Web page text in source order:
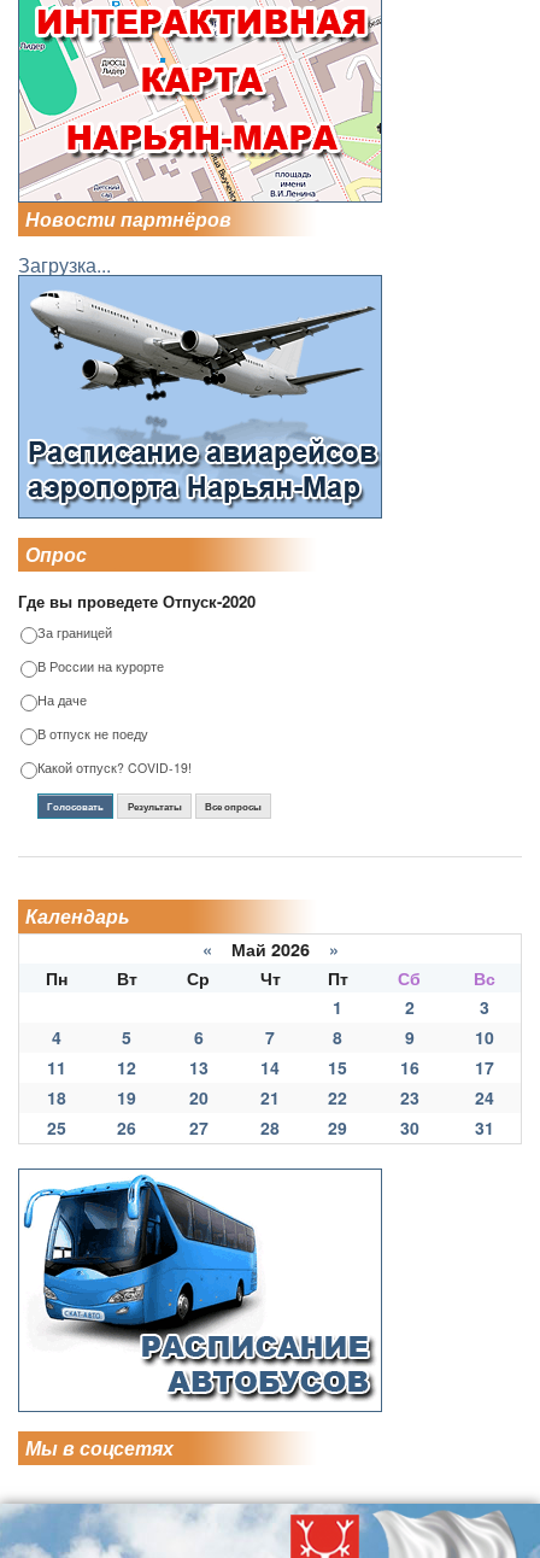
Новости партнёров
Загрузка...
Опрос
Где вы проведете Отпуск-2020
За границей
В России на курорте
На даче
В отпуск не поеду
Какой отпуск? COVID-19!
Голосовать Результаты Все опросы
Календарь
« Май 2026 »
Пн
Вт Ср Чт Пт Сб
Вс
1
2
3
4
5 6 7 8 9
10
11
12 13 14 15 16
17
18
19 20 21 22 23
24
25
26 27 28 29 30 31
Мы в соцсетях